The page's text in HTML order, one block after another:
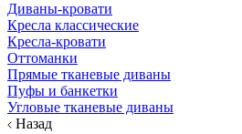
Диваны-кровати
Кресла классические
Кресла-кровати
Оттоманки
Прямые тканевые диваны
Пуфы и банкетки
Угловые тканевые диваны
Назад